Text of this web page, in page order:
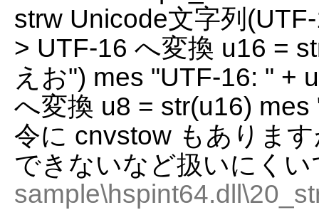
strw Unicode文字列
> UTF-16 へ変換 u16 =
えお") mes "UTF-16: " +
へ変換 u8 = str(u16)
令に cnvstow もありま
できないなど扱いにくい